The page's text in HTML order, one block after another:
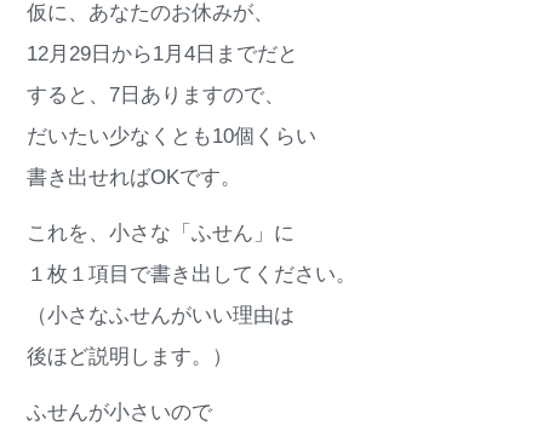
仮に、あなたのお休みが、
12月29日から1月4日までだと
すると、7日ありますので、
だいたい少なくとも10個くらい
書き出せればOKです。
これを、小さな「ふせん」に
１枚１項目で書き出してください。
（小さなふせんがいい理由は
後ほど説明します。）
ふせんが小さいので